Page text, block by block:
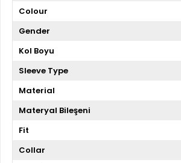
Colour
Gender
Kol Boyu
Sleeve Type
Material
Materyal Bileşeni
Fit
Collar